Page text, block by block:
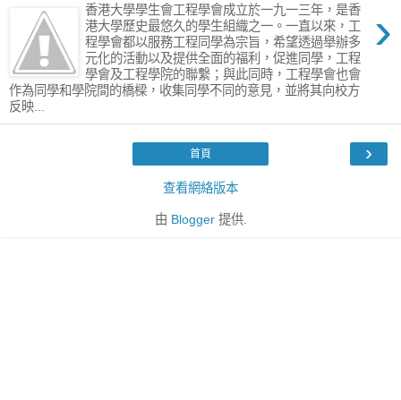
›
香港大學學生會工程學會成立於一九一三年，是香
港大學歷史最悠久的學生組織之一。一直以來，工
程學會都以服務工程同學為宗旨，希望透過舉辦多
元化的活動以及提供全面的福利，促進同學，工程
學會及工程學院的聯繫；與此同時，工程學會也會
作為同學和學院間的橋樑，收集同學不同的意見，並將其向校方
反映...
›
首頁
查看網絡版本
由 Blogger提供.